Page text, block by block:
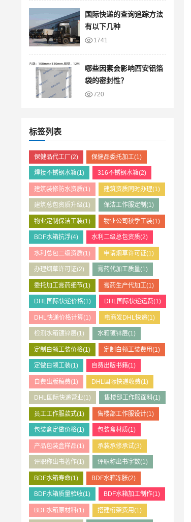
国际快递的查询追踪方法
有以下几种
1741
哪些因素会影响西安铝箔
袋的密封性？
720
标签列表
保健品代工厂(2) 保健品委托加工(1)
焊接不锈钢水箱(1) 316不锈钢水箱(2)
建筑装修防水资质(1) 建筑资质同时办理(1)
建筑总包资质升级(1) 保洁工作服定制 (1)
物业定制保洁工装(1) 物业公司秋季工装(1)
BDF水箱抗浮(4) 水利二级总包资质(2)
水利总包二级资质(1) 申请烟草许可证(1)
办理烟草许可证(2) 膏药代加工质量(1)
委托加工膏药细节(1) 膏药生产代加工(1)
DHL国际快递价格(1) DHL国际快递运费(1)
DHL快递价格计算(1) 电商发DHL快递(1)
检测水箱镀锌层(1) 水箱镀锌层(1)
定制白领工装价格(1) 定制白领工装费用(1)
定做白领工装(1) 自费出版书籍(1)
自费出版稿费(1) DHL国际快递收费(1)
DHL国际快递营业(1) 售楼部工作服面料(1)
员工工作服款式(1) 售楼部工作服设计(1)
包装盒定做价格(1) 包装盒材质(1)
产品包装盒样品(1) 承装承修承试(3)
评职称出书著作(1) 评职称出书字数(1)
BDF水箱寿命(1) BDF水箱冻胀(2)
BDF水箱质量验收(1) BDF水箱加工制作(1)
BDF水箱原材料(1) 搭建桁架费用(1)